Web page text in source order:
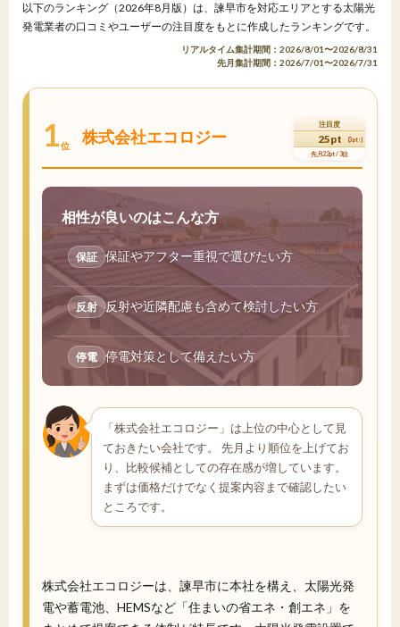
以下のランキング（2026年8月版）は、諫早市を対応エリアとする太陽光
発電業者の口コミやユーザーの注目度をもとに作成したランキングです。
リアルタイム集計期間：2026/8/01〜2026/8/31
先月集計期間：2026/7/01〜2026/7/31
1位 株式会社エコロジー
注目度
25pt (3pt↑)
先月22pt / 3位
相性が良いのはこんな方
保証 保証やアフター重視で選びたい方
反射 反射や近隣配慮も含めて検討したい方
停電 停電対策として備えたい方
「株式会社エコロジー」は上位の中心として見
ておきたい会社です。 先月より順位を上げてお
り、比較候補としての存在感が増しています。
まずは価格だけでなく提案内容まで確認したい
ところです。
株式会社エコロジーは、諫早市に本社を構え、太陽光発
電や蓄電池、HEMSなど「住まいの省エネ・創エネ」を